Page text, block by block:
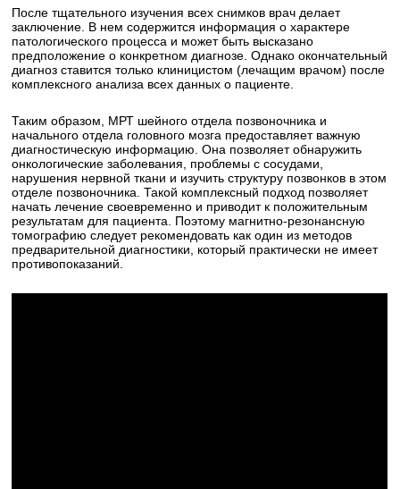
После тщательного изучения всех снимков врач делает
заключение. В нем содержится информация о характере
патологического процесса и может быть высказано
предположение о конкретном диагнозе. Однако окончательный
диагноз ставится только клиницистом (лечащим врачом) после
комплексного анализа всех данных о пациенте.
Таким образом, МРТ шейного отдела позвоночника и
начального отдела головного мозга предоставляет важную
диагностическую информацию. Она позволяет обнаружить
онкологические заболевания, проблемы с сосудами,
нарушения нервной ткани и изучить структуру позвонков в этом
отделе позвоночника. Такой комплексный подход позволяет
начать лечение своевременно и приводит к положительным
результатам для пациента. Поэтому магнитно-резонансную
томографию следует рекомендовать как один из методов
предварительной диагностики, который практически не имеет
противопоказаний.